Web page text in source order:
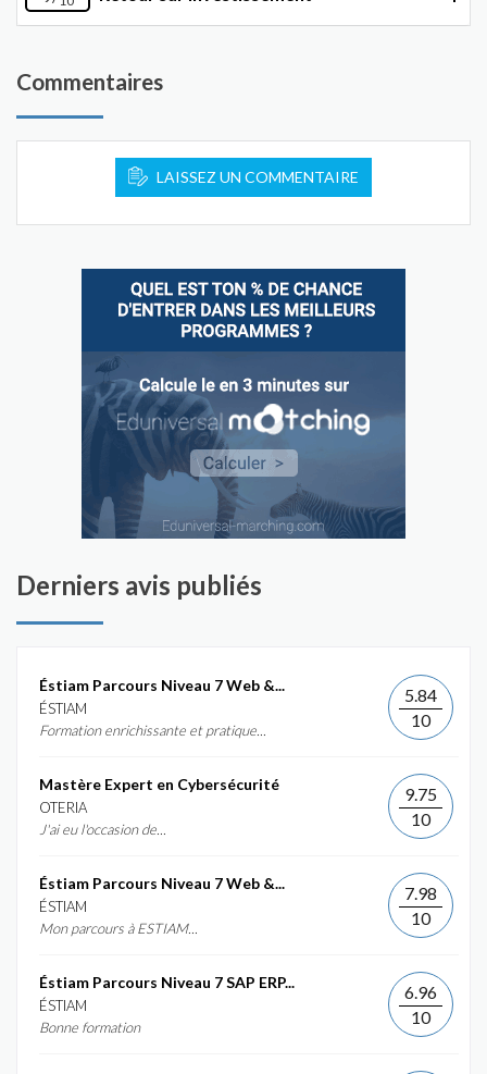
Commentaires
LAISSEZ UN COMMENTAIRE
Derniers avis publiés
Éstiam Parcours Niveau 7 Web &...
ÉSTIAM
Formation enrichissante et pratique...
5.84
10
Mastère Expert en Cybersécurité
OTERIA
J'ai eu l'occasion de...
9.75
10
Éstiam Parcours Niveau 7 Web &...
ÉSTIAM
Mon parcours à ESTIAM...
7.98
10
Éstiam Parcours Niveau 7 SAP ERP...
ÉSTIAM
Bonne formation
6.96
10